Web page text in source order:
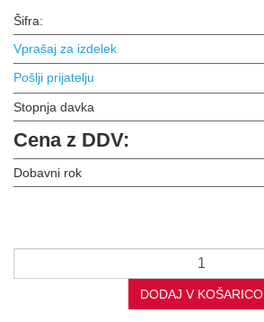
Šifra:
Vprašaj za izdelek
Pošlji prijatelju
Stopnja davka
Cena z DDV:
Dobavni rok
DODAJ V KOŠARICO